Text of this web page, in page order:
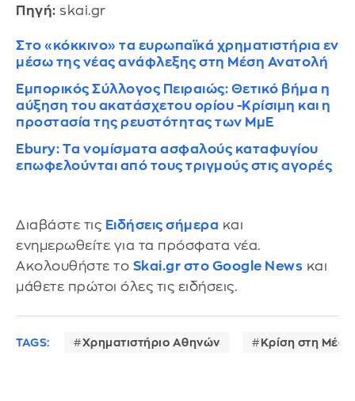
Πηγή: skai.gr
Στο «κόκκινο» τα ευρωπαϊκά χρηματιστήρια εν
μέσω της νέας ανάφλεξης στη Μέση Ανατολή
Εμπορικός Σύλλογος Πειραιώς: Θετικό βήμα η
αύξηση του ακατάσχετου ορίου -Κρίσιμη και η
προστασία της ρευστότητας των ΜμΕ
Ebury: Tα νομίσματα ασφαλούς καταφυγίου
επωφελούνται από τους τριγμούς στις αγορές
Διαβάστε τις Ειδήσεις σήμερα και
ενημερωθείτε για τα πρόσφατα νέα.
Ακολουθήστε το Skai.gr στο Google News και
μάθετε πρώτοι όλες τις ειδήσεις.
TAGS: Χρηματιστήριο Αθηνών Κρίση στη